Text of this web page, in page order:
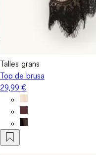
Talles grans
Top de brusa
29,99 €